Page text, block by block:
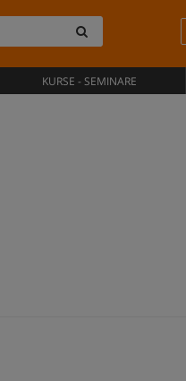
KURSE - SEMINARE